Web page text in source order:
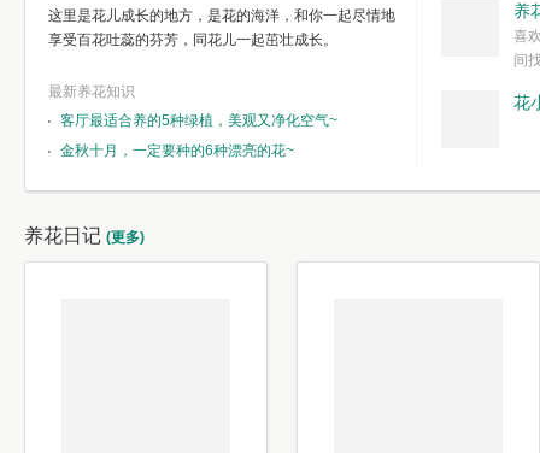
这里是花儿成长的地方，是花的海洋，和你一起尽情地
享受百花吐蕊的芬芳，同花儿一起茁壮成长。
最新养花知识
客厅最适合养的5种绿植，美观又净化空气~
金秋十月，一定要种的6种漂亮的花~
简单愉快的心
我们自己复杂
养
喜
间
花
养花日记 (更多)